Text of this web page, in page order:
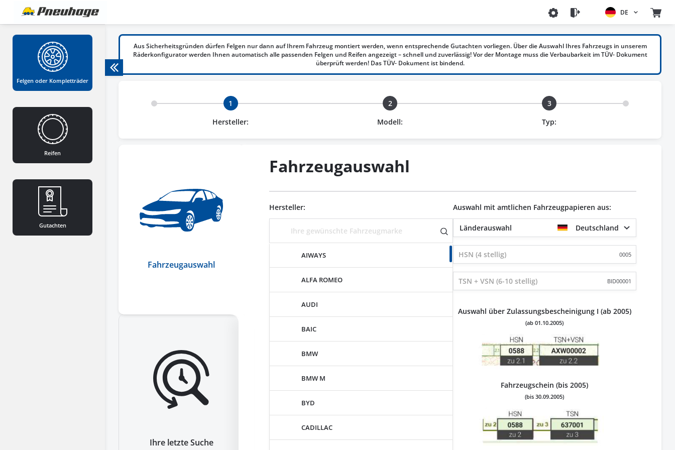
DE
Felgen oder Kompletträder
Reifen
Gutachten
Aus Sicherheitsgründen dürfen Felgen nur dann auf Ihrem Fahrzeug montiert werden, wenn entsprechende Gutachten vorliegen. Über die Auswahl Ihres Fahrzeugs in unserem
Räderkonfigurator werden Ihnen automatisch alle passenden Felgen und Reifen angezeigt – schnell und zuverlässig! Vor der Montage muss die Verbaubarkeit im TÜV- Dokument
überprüft werden! Das TÜV- Dokument ist bindend.
1
Hersteller:
2
Modell:
3
Typ:
Fahrzeugauswahl
Ihre letzte Suche
Fahrzeugauswahl
Hersteller:
AIWAYS
ALFA ROMEO
AUDI
BAIC
BMW
BMW M
BYD
CADILLAC
Auswahl mit amtlichen Fahrzeugpapieren aus:
Länderauswahl Deutschland
0005
BID00001
Auswahl über Zulassungsbescheinigung I (ab 2005)
(ab 01.10.2005)
Fahrzeugschein (bis 2005)
(bis 30.09.2005)